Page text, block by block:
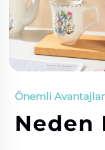
Önemli Avantajlar
Neden